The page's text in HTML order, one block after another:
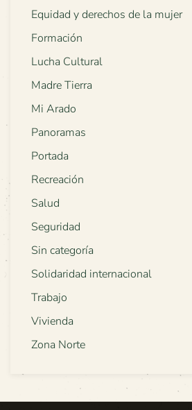
Equidad y derechos de la mujer
Formación
Lucha Cultural
Madre Tierra
Mi Arado
Panoramas
Portada
Recreación
Salud
Seguridad
Sin categoría
Solidaridad internacional
Trabajo
Vivienda
Zona Norte